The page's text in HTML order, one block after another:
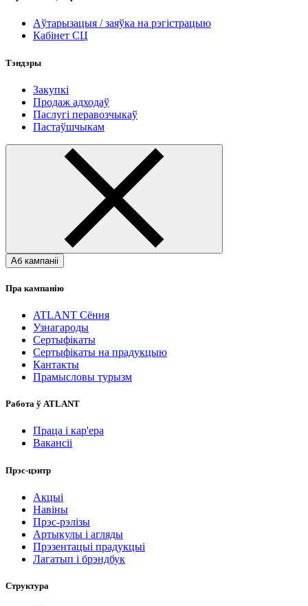
Аўтарызацыя / заяўка на рэгістрацыю
Кабінет СЦ
Тэндэры
Закупкі
Продаж адходаў
Паслугі перавозчыкаў
Пастаўшчыкам
Аб кампаніі
Пра кампанію
ATLANT Сёння
Узнагароды
Сертыфікаты
Сертыфікаты на прадукцыю
Кантакты
Прамысловы турызм
Работа ў ATLANT
Праца і кар'ера
Вакансіі
Прэс-цэнтр
Акцыі
Навіны
Прэс-рэлізы
Артыкулы і агляды
Прэзентацыі прадукцыі
Лагатып і брэндбук
Структура